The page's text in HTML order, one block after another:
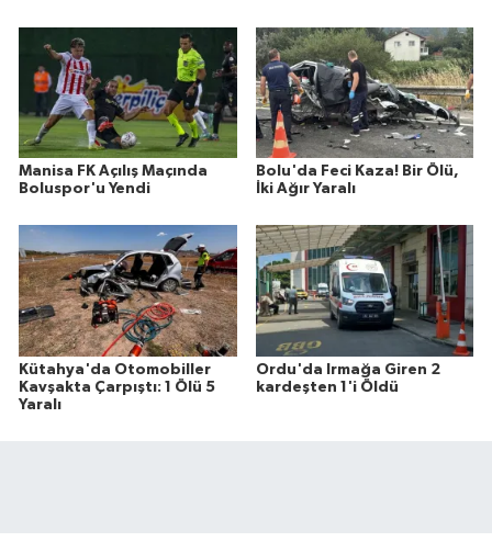
Manisa FK Açılış Maçında
Boluspor'u Yendi
Bolu'da Feci Kaza! Bir Ölü,
İki Ağır Yaralı
Kütahya'da Otomobiller
Kavşakta Çarpıştı: 1 Ölü 5
Yaralı
Ordu'da Irmağa Giren 2
kardeşten 1'i Öldü